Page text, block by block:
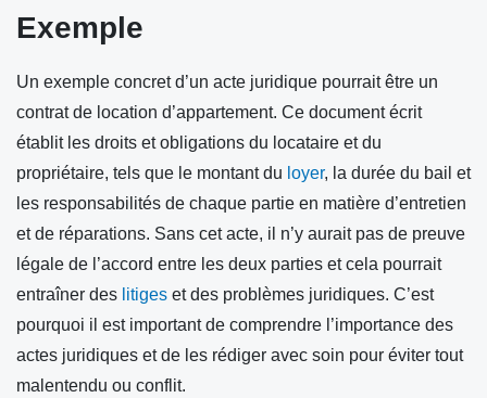
Exemple
Un exemple concret d’un acte juridique pourrait être un
contrat de location d’appartement. Ce document écrit
établit les droits et obligations du locataire et du
propriétaire, tels que le montant du loyer, la durée du bail et
les responsabilités de chaque partie en matière d’entretien
et de réparations. Sans cet acte, il n’y aurait pas de preuve
légale de l’accord entre les deux parties et cela pourrait
entraîner des litiges et des problèmes juridiques. C’est
pourquoi il est important de comprendre l’importance des
actes juridiques et de les rédiger avec soin pour éviter tout
malentendu ou conflit.